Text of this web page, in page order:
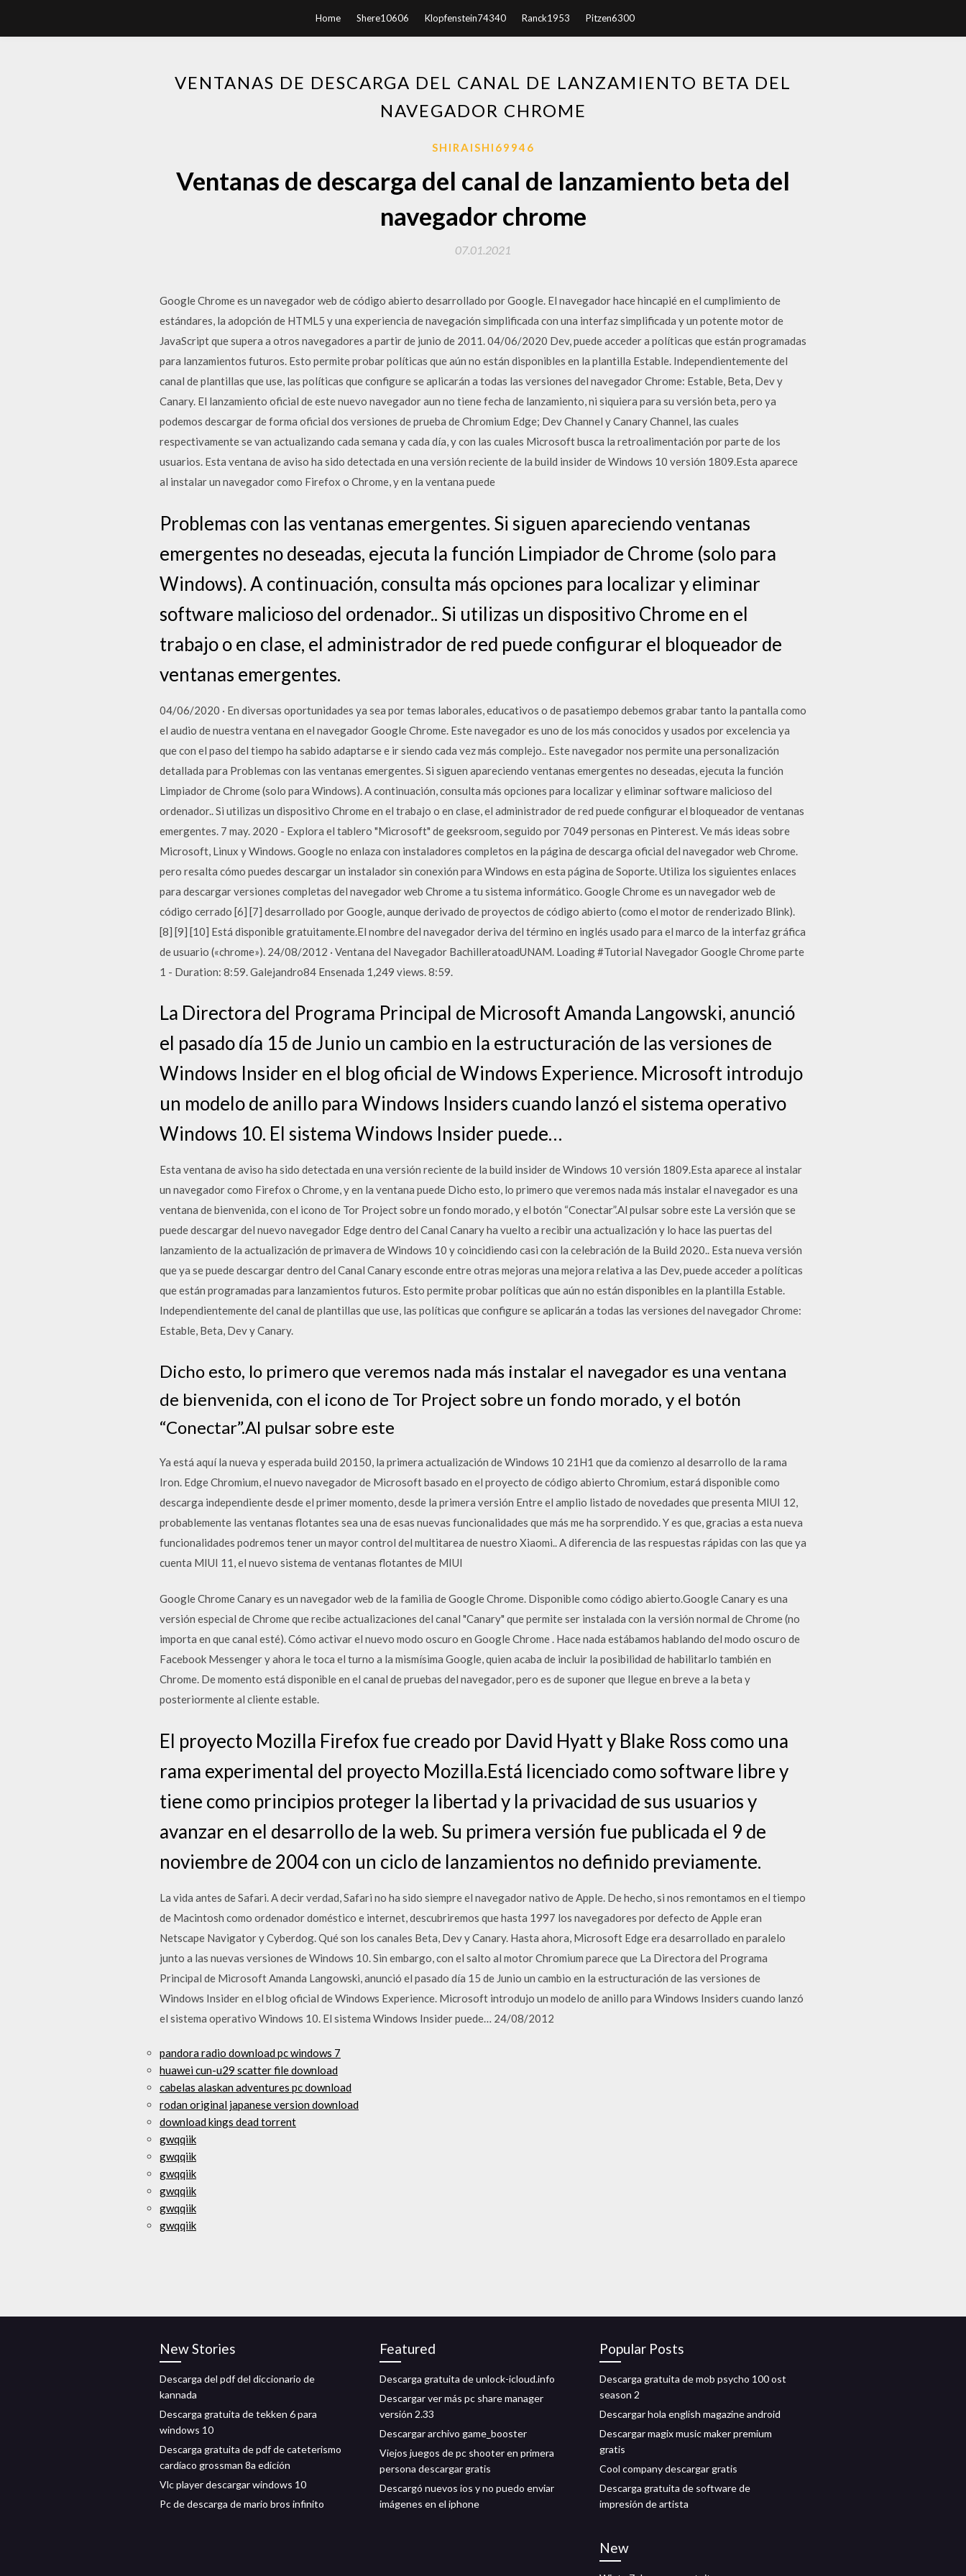
Home Shere10606 Klopfenstein74340 Ranck1953 Pitzen6300
VENTANAS DE DESCARGA DEL CANAL DE LANZAMIENTO BETA DEL
NAVEGADOR CHROME
SHIRAISHI69946
Ventanas de descarga del canal de lanzamiento beta del
navegador chrome
07.01.2021
Google Chrome es un navegador web de código abierto desarrollado por Google. El navegador hace hincapié en el cumplimiento de
estándares, la adopción de HTML5 y una experiencia de navegación simplificada con una interfaz simplificada y un potente motor de
JavaScript que supera a otros navegadores a partir de junio de 2011. 04/06/2020 Dev, puede acceder a políticas que están programadas
para lanzamientos futuros. Esto permite probar políticas que aún no están disponibles en la plantilla Estable. Independientemente del
canal de plantillas que use, las políticas que configure se aplicarán a todas las versiones del navegador Chrome: Estable, Beta, Dev y
Canary. El lanzamiento oficial de este nuevo navegador aun no tiene fecha de lanzamiento, ni siquiera para su versión beta, pero ya
podemos descargar de forma oficial dos versiones de prueba de Chromium Edge; Dev Channel y Canary Channel, las cuales
respectivamente se van actualizando cada semana y cada día, y con las cuales Microsoft busca la retroalimentación por parte de los
usuarios. Esta ventana de aviso ha sido detectada en una versión reciente de la build insider de Windows 10 versión 1809.Esta aparece
al instalar un navegador como Firefox o Chrome, y en la ventana puede
Problemas con las ventanas emergentes. Si siguen apareciendo ventanas
emergentes no deseadas, ejecuta la función Limpiador de Chrome (solo para
Windows). A continuación, consulta más opciones para localizar y eliminar
software malicioso del ordenador.. Si utilizas un dispositivo Chrome en el
trabajo o en clase, el administrador de red puede configurar el bloqueador de
ventanas emergentes.
04/06/2020 · En diversas oportunidades ya sea por temas laborales, educativos o de pasatiempo debemos grabar tanto la pantalla como
el audio de nuestra ventana en el navegador Google Chrome. Este navegador es uno de los más conocidos y usados por excelencia ya
que con el paso del tiempo ha sabido adaptarse e ir siendo cada vez más complejo.. Este navegador nos permite una personalización
detallada para Problemas con las ventanas emergentes. Si siguen apareciendo ventanas emergentes no deseadas, ejecuta la función
Limpiador de Chrome (solo para Windows). A continuación, consulta más opciones para localizar y eliminar software malicioso del
ordenador.. Si utilizas un dispositivo Chrome en el trabajo o en clase, el administrador de red puede configurar el bloqueador de ventanas
emergentes. 7 may. 2020 - Explora el tablero "Microsoft" de geeksroom, seguido por 7049 personas en Pinterest. Ve más ideas sobre
Microsoft, Linux y Windows. Google no enlaza con instaladores completos en la página de descarga oficial del navegador web Chrome.
pero resalta cómo puedes descargar un instalador sin conexión para Windows en esta página de Soporte. Utiliza los siguientes enlaces
para descargar versiones completas del navegador web Chrome a tu sistema informático. Google Chrome es un navegador web de
código cerrado [6] [7] desarrollado por Google, aunque derivado de proyectos de código abierto (como el motor de renderizado Blink).
[8] [9] [10] Está disponible gratuitamente.El nombre del navegador deriva del término en inglés usado para el marco de la interfaz gráfica
de usuario («chrome»). 24/08/2012 · Ventana del Navegador BachilleratoadUNAM. Loading #Tutorial Navegador Google Chrome parte
1 - Duration: 8:59. Galejandro84 Ensenada 1,249 views. 8:59.
La Directora del Programa Principal de Microsoft Amanda Langowski, anunció
el pasado día 15 de Junio un cambio en la estructuración de las versiones de
Windows Insider en el blog oficial de Windows Experience. Microsoft introdujo
un modelo de anillo para Windows Insiders cuando lanzó el sistema operativo
Windows 10. El sistema Windows Insider puede…
Esta ventana de aviso ha sido detectada en una versión reciente de la build insider de Windows 10 versión 1809.Esta aparece al instalar
un navegador como Firefox o Chrome, y en la ventana puede Dicho esto, lo primero que veremos nada más instalar el navegador es una
ventana de bienvenida, con el icono de Tor Project sobre un fondo morado, y el botón “Conectar”.Al pulsar sobre este La versión que se
puede descargar del nuevo navegador Edge dentro del Canal Canary ha vuelto a recibir una actualización y lo hace las puertas del
lanzamiento de la actualización de primavera de Windows 10 y coincidiendo casi con la celebración de la Build 2020.. Esta nueva versión
que ya se puede descargar dentro del Canal Canary esconde entre otras mejoras una mejora relativa a las Dev, puede acceder a políticas
que están programadas para lanzamientos futuros. Esto permite probar políticas que aún no están disponibles en la plantilla Estable.
Independientemente del canal de plantillas que use, las políticas que configure se aplicarán a todas las versiones del navegador Chrome:
Estable, Beta, Dev y Canary.
Dicho esto, lo primero que veremos nada más instalar el navegador es una ventana
de bienvenida, con el icono de Tor Project sobre un fondo morado, y el botón
“Conectar”.Al pulsar sobre este
Ya está aquí la nueva y esperada build 20150, la primera actualización de Windows 10 21H1 que da comienzo al desarrollo de la rama
Iron. Edge Chromium, el nuevo navegador de Microsoft basado en el proyecto de código abierto Chromium, estará disponible como
descarga independiente desde el primer momento, desde la primera versión Entre el amplio listado de novedades que presenta MIUI 12,
probablemente las ventanas flotantes sea una de esas nuevas funcionalidades que más me ha sorprendido. Y es que, gracias a esta nueva
funcionalidades podremos tener un mayor control del multitarea de nuestro Xiaomi.. A diferencia de las respuestas rápidas con las que ya
cuenta MIUI 11, el nuevo sistema de ventanas flotantes de MIUI
Google Chrome Canary es un navegador web de la familia de Google Chrome. Disponible como código abierto.Google Canary es una
versión especial de Chrome que recibe actualizaciones del canal "Canary" que permite ser instalada con la versión normal de Chrome (no
importa en que canal esté). Cómo activar el nuevo modo oscuro en Google Chrome . Hace nada estábamos hablando del modo oscuro de
Facebook Messenger y ahora le toca el turno a la mismísima Google, quien acaba de incluir la posibilidad de habilitarlo también en
Chrome. De momento está disponible en el canal de pruebas del navegador, pero es de suponer que llegue en breve a la beta y
posteriormente al cliente estable.
El proyecto Mozilla Firefox fue creado por David Hyatt y Blake Ross como una
rama experimental del proyecto Mozilla.Está licenciado como software libre y
tiene como principios proteger la libertad y la privacidad de sus usuarios y
avanzar en el desarrollo de la web. Su primera versión fue publicada el 9 de
noviembre de 2004 con un ciclo de lanzamientos no definido previamente.
La vida antes de Safari. A decir verdad, Safari no ha sido siempre el navegador nativo de Apple. De hecho, si nos remontamos en el tiempo
de Macintosh como ordenador doméstico e internet, descubriremos que hasta 1997 los navegadores por defecto de Apple eran
Netscape Navigator y Cyberdog. Qué son los canales Beta, Dev y Canary. Hasta ahora, Microsoft Edge era desarrollado en paralelo
junto a las nuevas versiones de Windows 10. Sin embargo, con el salto al motor Chromium parece que La Directora del Programa
Principal de Microsoft Amanda Langowski, anunció el pasado día 15 de Junio un cambio en la estructuración de las versiones de
Windows Insider en el blog oficial de Windows Experience. Microsoft introdujo un modelo de anillo para Windows Insiders cuando lanzó
el sistema operativo Windows 10. El sistema Windows Insider puede… 24/08/2012
pandora radio download pc windows 7
huawei cun-u29 scatter file download
cabelas alaskan adventures pc download
rodan original japanese version download
download kings dead torrent
gwqqiik
gwqqiik
gwqqiik
gwqqiik
gwqqiik
gwqqiik
New Stories
Descarga del pdf del diccionario de
kannada
Descarga gratuita de tekken 6 para
windows 10
Descarga gratuita de pdf de cateterismo
cardíaco grossman 8a edición
Vlc player descargar windows 10
Pc de descarga de mario bros infinito
Featured
Descarga gratuita de unlock-icloud.info
Descargar ver más pc share manager
versión 2.33
Descargar archivo game_booster
Viejos juegos de pc shooter en primera
persona descargar gratis
Descargó nuevos ios y no puedo enviar
imágenes en el iphone
Popular Posts
Descarga gratuita de mob psycho 100 ost
season 2
Descargar hola english magazine android
Descargar magix music maker premium
gratis
Cool company descargar gratis
Descarga gratuita de software de
impresión de artista
New